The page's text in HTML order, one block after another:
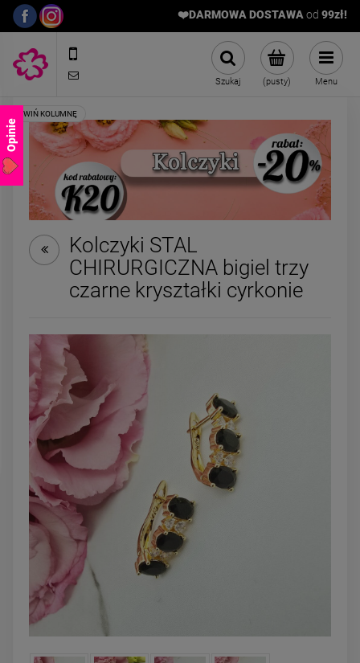
❤️DARMOWA DOSTAWA od 99zł!
sklep@stalowelove.com.pl (pusty)
Szukaj Menu
Naszyjnik kamienie
naturalne HEMATYT AGAT
DO KOSZYKA
Bransoletka
CHIRURGICZNA
Kolczyki STAL
CHIRURGICZNA bigiel trzy
czarne kryształki cyrkonie
Opinie